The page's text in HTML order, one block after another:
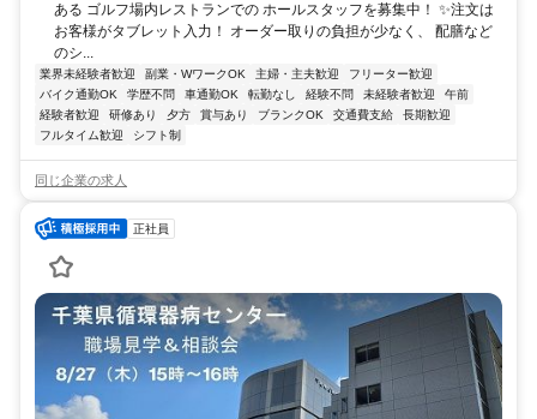
ある ゴルフ場内レストランでの ホールスタッフを募集中！ ✨注文は
お客様がタブレット入力！ オーダー取りの負担が少なく、 配膳など
のシ...
業界未経験者歓迎 副業・WワークOK 主婦・主夫歓迎
フリーター歓迎
バイク通勤OK
学歴不問 車通勤OK 転勤なし 経験不問 未経験者歓迎
午前
経験者歓迎
研修あり 夕方 賞与あり ブランクOK 交通費支給
長期歓迎
フルタイム歓迎
シフト制
同じ企業の求人
正社員